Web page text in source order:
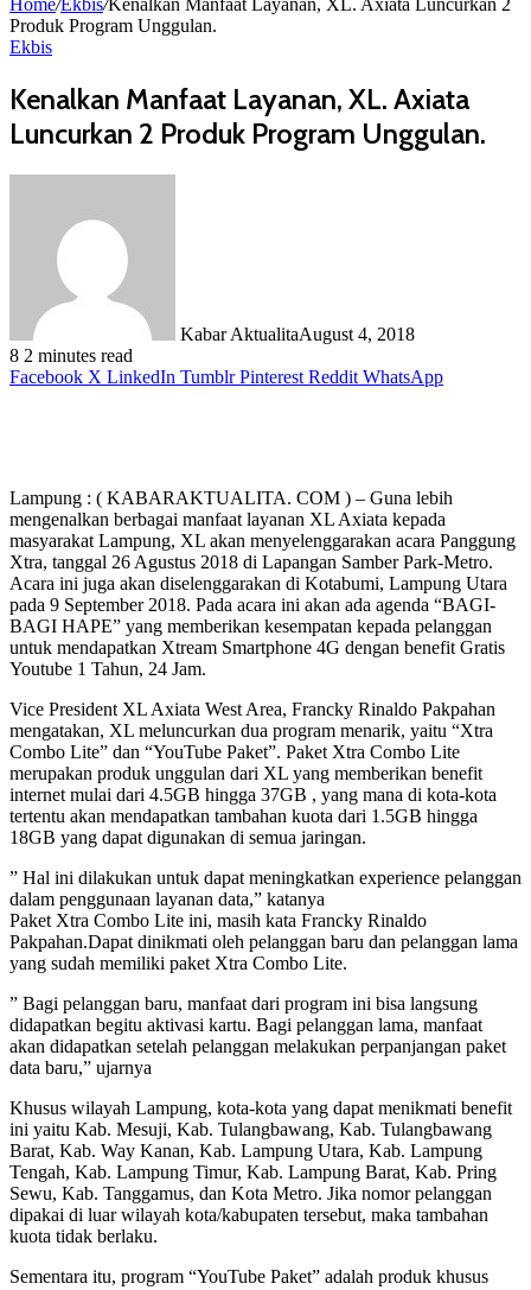
Home/Ekbis/Kenalkan Manfaat Layanan, XL. Axiata Luncurkan 2
Produk Program Unggulan.
Ekbis
Kenalkan Manfaat Layanan, XL. Axiata
Luncurkan 2 Produk Program Unggulan.
Kabar AktualitaAugust 4, 2018
8 2 minutes read
Facebook X LinkedIn Tumblr Pinterest Reddit WhatsApp
Lampung : ( KABARAKTUALITA. COM ) – Guna lebih
mengenalkan berbagai manfaat layanan XL Axiata kepada
masyarakat Lampung, XL akan menyelenggarakan acara Panggung
Xtra, tanggal 26 Agustus 2018 di Lapangan Samber Park-Metro.
Acara ini juga akan diselenggarakan di Kotabumi, Lampung Utara
pada 9 September 2018. Pada acara ini akan ada agenda “BAGI-
BAGI HAPE” yang memberikan kesempatan kepada pelanggan
untuk mendapatkan Xtream Smartphone 4G dengan benefit Gratis
Youtube 1 Tahun, 24 Jam.
Vice President XL Axiata West Area, Francky Rinaldo Pakpahan
mengatakan, XL meluncurkan dua program menarik, yaitu “Xtra
Combo Lite” dan “YouTube Paket”. Paket Xtra Combo Lite
merupakan produk unggulan dari XL yang memberikan benefit
internet mulai dari 4.5GB hingga 37GB , yang mana di kota-kota
tertentu akan mendapatkan tambahan kuota dari 1.5GB hingga
18GB yang dapat digunakan di semua jaringan.
” Hal ini dilakukan untuk dapat meningkatkan experience pelanggan
dalam penggunaan layanan data,” katanya
Paket Xtra Combo Lite ini, masih kata Francky Rinaldo
Pakpahan.Dapat dinikmati oleh pelanggan baru dan pelanggan lama
yang sudah memiliki paket Xtra Combo Lite.
” Bagi pelanggan baru, manfaat dari program ini bisa langsung
didapatkan begitu aktivasi kartu. Bagi pelanggan lama, manfaat
akan didapatkan setelah pelanggan melakukan perpanjangan paket
data baru,” ujarnya
Khusus wilayah Lampung, kota-kota yang dapat menikmati benefit
ini yaitu Kab. Mesuji, Kab. Tulangbawang, Kab. Tulangbawang
Barat, Kab. Way Kanan, Kab. Lampung Utara, Kab. Lampung
Tengah, Kab. Lampung Timur, Kab. Lampung Barat, Kab. Pring
Sewu, Kab. Tanggamus, dan Kota Metro. Jika nomor pelanggan
dipakai di luar wilayah kota/kabupaten tersebut, maka tambahan
kuota tidak berlaku.
Sementara itu, program “YouTube Paket” adalah produk khusus